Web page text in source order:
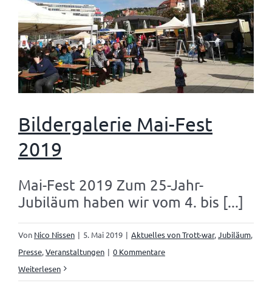
Bildergalerie Mai-Fest
2019
Mai-Fest 2019 Zum 25-Jahr-
Jubiläum haben wir vom 4. bis [...]
Von Nico Nissen | 5. Mai 2019 | Aktuelles von Trott-war,Jubiläum,
Presse,Veranstaltungen | 0 Kommentare
Weiterlesen